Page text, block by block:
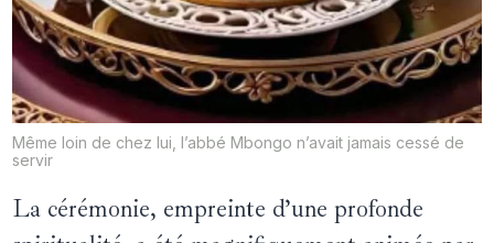
Même loin de chez lui, l’abbé Mbongo n’avait jamais cessé de
servir
La cérémonie, empreinte d’une profonde